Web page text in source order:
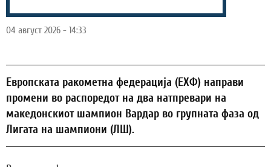
04 август 2026 - 14:33
Европската ракометна федерација (ЕХФ) направи
промени во распоредот на два натпревари на
македонскиот шампион Вардар во групната фаза од
Лигата на шампиони (ЛШ).